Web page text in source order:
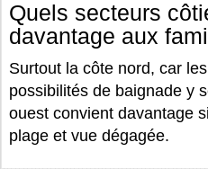
Quels secteurs
davantage aux
Surtout la côte nord, car
possibilités de baignade y
ouest convient davantage
plage et vue dégagée.